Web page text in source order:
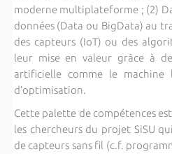
moderne multiplateforme ; (2)
données (Data ou BigData) au
des capteurs (IoT) ou des
leur mise en valeur grâce à
artificielle comme le machine
d’optimisation.
Cette palette de compétences
les chercheurs du projet SiSU
de capteurs sans fil (c.f.